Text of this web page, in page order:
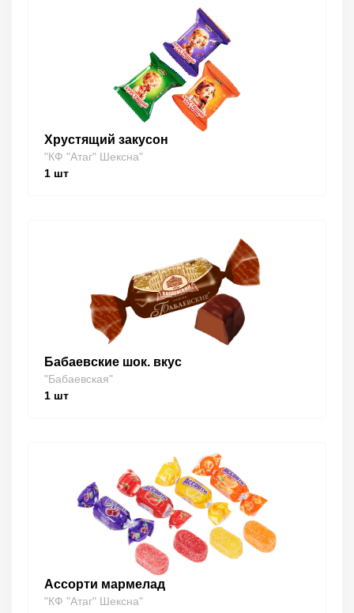
Хрустящий закусон
"КФ "Атаг" Шексна"
1 шт
Бабаевские шок. вкус
"Бабаевская"
1 шт
Ассорти мармелад
"КФ "Атаг" Шексна"